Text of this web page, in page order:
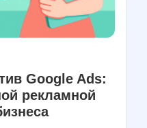
Google Ads:
рекламной